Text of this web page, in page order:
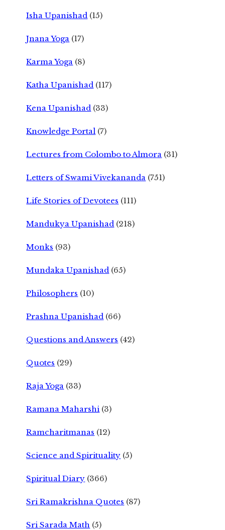
Isha Upanishad (15)
Jnana Yoga (17)
Karma Yoga (8)
Katha Upanishad (117)
Kena Upanishad (33)
Knowledge Portal (7)
Lectures from Colombo to Almora (31)
Letters of Swami Vivekananda (751)
Life Stories of Devotees (111)
Mandukya Upanishad (218)
Monks (93)
Mundaka Upanishad (65)
Philosophers (10)
Prashna Upanishad (66)
Questions and Answers (42)
Quotes (29)
Raja Yoga (33)
Ramana Maharshi (3)
Ramcharitmanas (12)
Science and Spirituality (5)
Spiritual Diary (366)
Sri Ramakrishna Quotes (87)
Sri Sarada Math (5)